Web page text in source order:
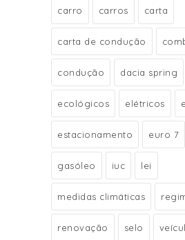
carro carros carta
carta de condução
condução dacia spring
ecológicos elétricos
estacionamento euro 7
gasóleo iuc lei
medidas climáticas
renovação selo